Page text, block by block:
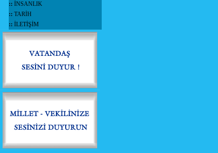
:: İNSANLIK
:: TARİH
:: İLETİŞİM